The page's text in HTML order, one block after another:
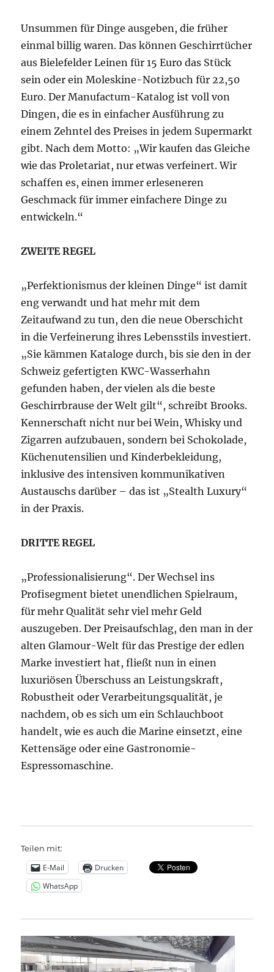
Unsummen für Dinge ausgeben, die früher
einmal billig waren. Das können Geschirrtücher
aus Bielefelder Leinen für 15 Euro das Stück
sein oder ein Moleskine-Notizbuch für 22,50
Euro. Der Manufactum-Katalog ist voll von
Dingen, die es in einfacher Ausführung zu
einem Zehntel des Preises in jedem Supermarkt
gibt. Nach dem Motto: „Wir kaufen das Gleiche
wie das Proletariat, nur etwas verfeinert. Wir
schaffen es, einen immer erleseneren
Geschmack für immer einfachere Dinge zu
entwickeln.“
ZWEITE REGEL
„Perfektionismus der kleinen Dinge“ ist damit
eng verwandt und hat mehr mit dem
Zeitaufwand zu tun, den die neue Oberschicht
in die Verfeinerung ihres Lebensstils investiert.
„Sie kämmen Kataloge durch, bis sie den in der
Schweiz gefertigten KWC-Wasserhahn
gefunden haben, der vielen als die beste
Geschirrbrause der Welt gilt“, schreibt Brooks.
Kennerschaft nicht nur bei Wein, Whisky und
Zigarren aufzubauen, sondern bei Schokolade,
Küchenutensilien und Kinderbekleidung,
inklusive des intensiven kommunikativen
Austauschs darüber – das ist „Stealth Luxury“
in der Praxis.
DRITTE REGEL
„Professionalisierung“. Der Wechsel ins
Profisegment bietet unendlichen Spielraum,
für mehr Qualität sehr viel mehr Geld
auszugeben. Der Preisaufschlag, den man in der
alten Glamour-Welt für das Prestige der edlen
Marke investiert hat, fließt nun in einen
luxuriösen Überschuss an Leistungskraft,
Robustheit oder Verarbeitungsqualität, je
nachdem, ob es sich um ein Schlauchboot
handelt, wie es auch die Marine einsetzt, eine
Kettensäge oder eine Gastronomie-
Espressomaschine.
Teilen mit:
E-Mail
Drucken
WhatsApp